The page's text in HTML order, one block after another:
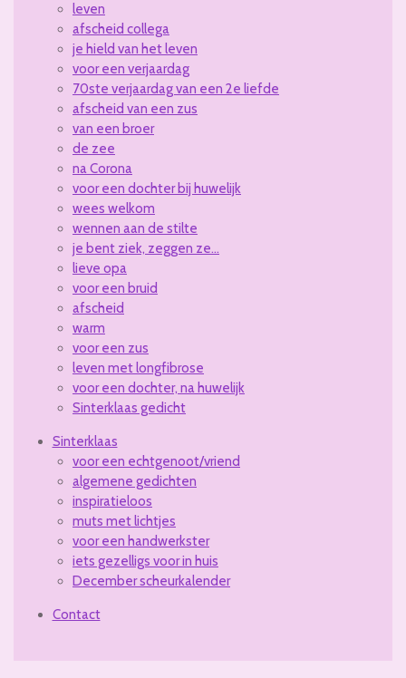
leven
afscheid collega
je hield van het leven
voor een verjaardag
70ste verjaardag van een 2e liefde
afscheid van een zus
van een broer
de zee
na Corona
voor een dochter bij huwelijk
wees welkom
wennen aan de stilte
je bent ziek, zeggen ze...
lieve opa
voor een bruid
afscheid
warm
voor een zus
leven met longfibrose
voor een dochter, na huwelijk
Sinterklaas gedicht
Sinterklaas
voor een echtgenoot/vriend
algemene gedichten
inspiratieloos
muts met lichtjes
voor een handwerkster
iets gezelligs voor in huis
December scheurkalender
Contact